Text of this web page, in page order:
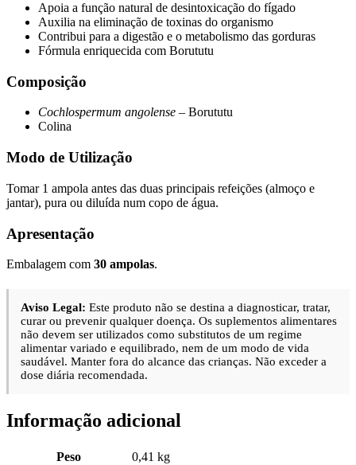
Apoia a função natural de desintoxicação do fígado
Auxilia na eliminação de toxinas do organismo
Contribui para a digestão e o metabolismo das gorduras
Fórmula enriquecida com Borututu
Composição
Cochlospermum angolense – Borututu
Colina
Modo de Utilização
Tomar 1 ampola antes das duas principais refeições (almoço e
jantar), pura ou diluída num copo de água.
Apresentação
Embalagem com 30 ampolas.
Aviso Legal: Este produto não se destina a diagnosticar, tratar,
curar ou prevenir qualquer doença. Os suplementos alimentares
não devem ser utilizados como substitutos de um regime
alimentar variado e equilibrado, nem de um modo de vida
saudável. Manter fora do alcance das crianças. Não exceder a
dose diária recomendada.
Informação adicional
Peso
0,41 kg